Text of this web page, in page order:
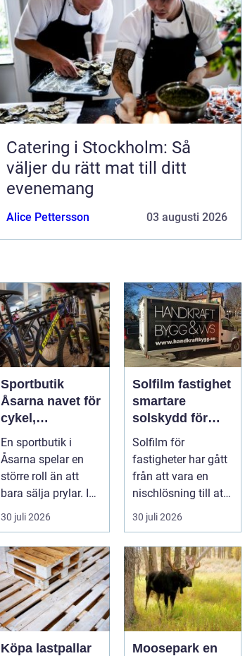
Catering i Stockholm: Så
väljer du rätt mat till ditt
evenemang
Alice Pettersson 03 augusti 2026
Sportbutik
Åsarna navet för
cykel,
längdskidor och
löpning i södra
jämtland
En sportbutik i
Åsarna spelar en
större roll än att
bara sälja prylar. I
en by känd för
längdskidåkn...
30 juli 2026
Solfilm fastighet
smartare
solskydd för
moderna
byggnader
Solfilm för
fastigheter har gått
från att vara en
nischlösning till att
bli en självklar del
av mode...
30 juli 2026
Köpa lastpallar
Moosepark en